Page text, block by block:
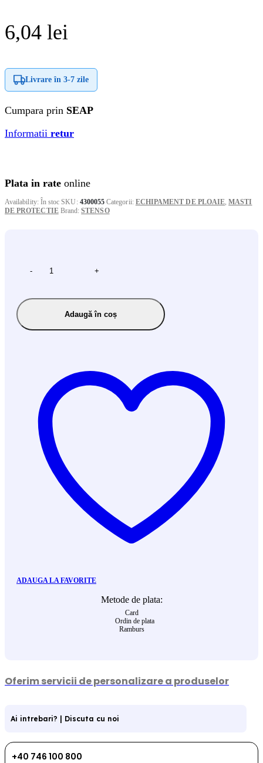
6,04 lei
Livrare în 3-7 zile
Cumpara prin SEAP
Informatii retur
Plata in rate online
Availability: În stoc SKU: 4300055 Categorii: ECHIPAMENT DE PLOAIE ,MASTI
DE PROTECTIE Brand:STENSO
- +
Adaugă în coș
ADAUGA LA FAVORITE
Metode de plata:
Card
Ordin de plata
Ramburs
Oferim servicii de personalizare a produselor
Ai intrebari? | Discuta cu noi
+40 746 100 800